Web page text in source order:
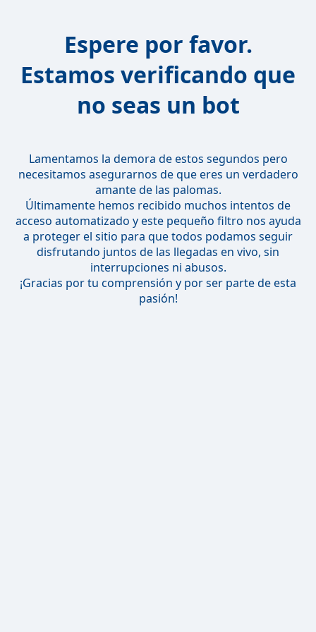
Espere por favor.
Estamos verificando que
no seas un bot
Lamentamos la demora de estos segundos pero
necesitamos asegurarnos de que eres un verdadero
amante de las palomas.
Últimamente hemos recibido muchos intentos de
acceso automatizado y este pequeño filtro nos ayuda
a proteger el sitio para que todos podamos seguir
disfrutando juntos de las llegadas en vivo, sin
interrupciones ni abusos.
¡Gracias por tu comprensión y por ser parte de esta
pasión!